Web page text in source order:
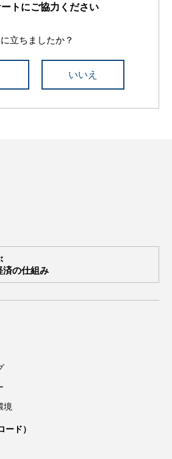
トにご協力ください
立ちましたか？
いいえ
済の仕組み
境
ド）